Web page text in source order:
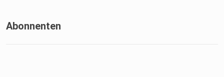
Abonnenten